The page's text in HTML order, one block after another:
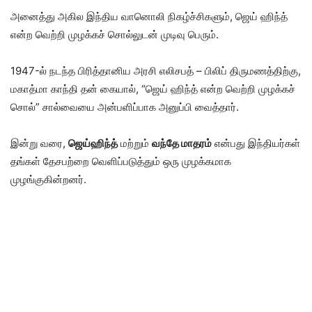
அனைத்து அகில இந்திய வானொலி நிகழ்ச்சிகளும், ஜெய் ஹிந்த்
என்ற வெற்றி முழக்கச் சொல்லுடன் முடிவு பெரும்.
1947-ல் நடந்த பிரித்தானிய அரசி எலிசபத் – பிலிப் திருமணத்திற்கு,
மகாத்மா காந்தி தன் கையால், “ஜெய் ஹிந்த் என்ற வெற்றி முழக்கச்
சொல்” சால்வையை அன்பளிப்பாக அனுப்பி வைத்தார்.
இன்று வரை, ஜெய்ஹிந்த்மற்றும் வந்தே மாதரம் என்பது இந்தியர்கள்
தங்கள் தேசபற்றை வெளிப்படுத்தும் ஒரு முழக்கமாக
முழங்குகின்றனர்.